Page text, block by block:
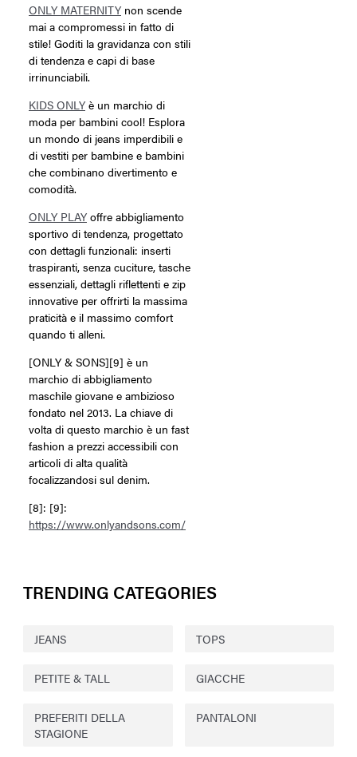
ONLY MATERNITY non scende
mai a compromessi in fatto di
stile! Goditi la gravidanza con stili
di tendenza e capi di base
irrinunciabili.
KIDS ONLY è un marchio di
moda per bambini cool! Esplora
un mondo di jeans imperdibili e
di vestiti per bambine e bambini
che combinano divertimento e
comodità.
ONLY PLAY offre abbigliamento
sportivo di tendenza, progettato
con dettagli funzionali: inserti
traspiranti, senza cuciture, tasche
essenziali, dettagli riflettenti e zip
innovative per offrirti la massima
praticità e il massimo comfort
quando ti alleni.
[ONLY & SONS][9] è un
marchio di abbigliamento
maschile giovane e ambizioso
fondato nel 2013. La chiave di
volta di questo marchio è un fast
fashion a prezzi accessibili con
articoli di alta qualità
focalizzandosi sul denim.
[8]: [9]:
https://www.onlyandsons.com/
TRENDING CATEGORIES
JEANS TOPS
PETITE & TALL GIACCHE
PREFERITI DELLA
STAGIONE
PANTALONI